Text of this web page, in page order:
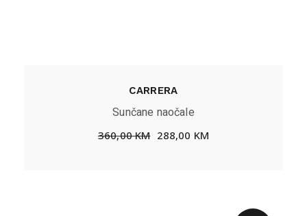
CARRERA
Sunčane naočale
360,00KM 288,00 KM